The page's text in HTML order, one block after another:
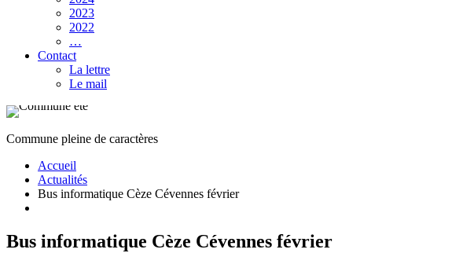
2023
2022
…
Contact
La lettre
Le mail
Commune pleine de caractères
Accueil
Actualités
Bus informatique Cèze Cévennes février
Bus informatique Cèze Cévennes février